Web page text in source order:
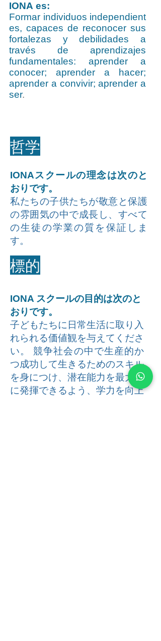
IONA es:
Formar individuos independient
es, capaces de reconocer sus
fortalezas y debilidades a
través de aprendizajes
fundamentales: aprender a
conocer; aprender a hacer;
aprender a convivir; aprender a
ser.
哲学
IONAスクールの理念は次のと
おりです。
私たちの子供たちが敬意と保護
の雰囲気の中で成長し、すべて
の生徒の学業の質を保証しま
す。
標的
IONA スクールの目的は次のと
おりです。
子どもたちに日常生活に取り入
れられる価値観を与えてくださ
い。 競争社会の中で生産的か
つ成功して生きるためのスキル
を身につけ、潜在能力を最大限
に発揮できるよう、学力を向上